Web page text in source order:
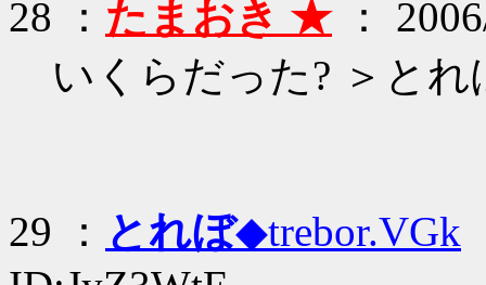
28 ： たまおき ★：
いくらだった? ＞とれ
29 ： とれぼ◆trebor.VGk